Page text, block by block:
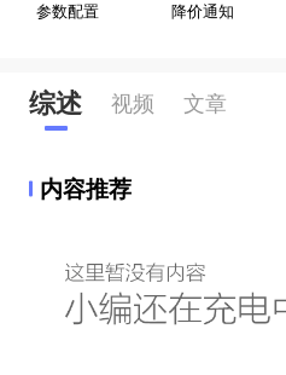
参数配置 降价通知
综述 视频 文章
内容推荐